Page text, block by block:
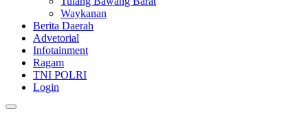
Waykanan
Berita Daerah
Advetorial
Infotainment
Ragam
TNI POLRI
Login